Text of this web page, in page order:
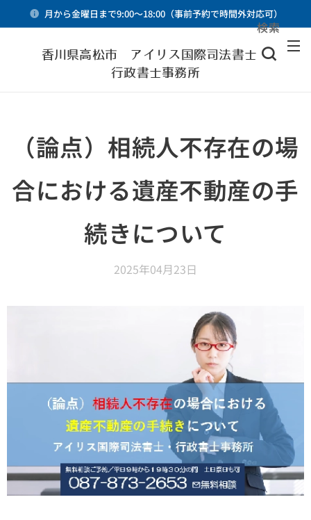
月から金曜日まで9:00～18:00（事前予約で時間外対応可）
香川県高松市 アイリス国際司法書士・
行政書士事務所
検索
（論点）相続人不存在の場
合における遺産不動産の手
続きについて
2025年04月23日